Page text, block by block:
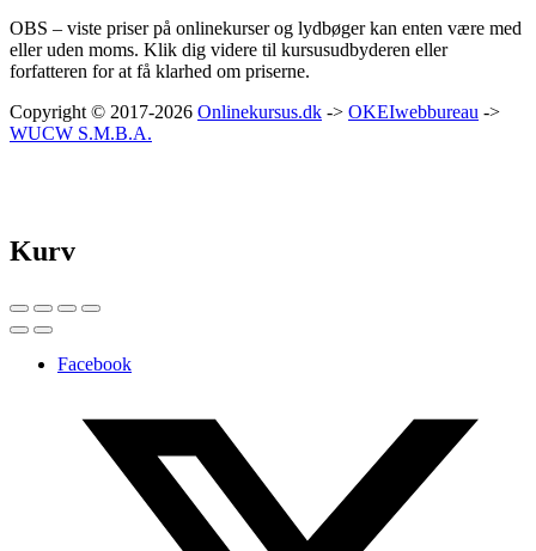
OBS – viste priser på onlinekurser og lydbøger kan enten være med
eller uden moms. Klik dig videre til kursusudbyderen eller
forfatteren for at få klarhed om priserne.
Copyright © 2017-2026 Onlinekursus.dk -> OKEIwebbureau ->
WUCW S.M.B.A.
Kurv
Facebook